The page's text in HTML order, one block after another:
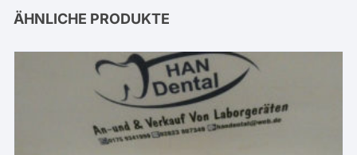
ÄHNLICHE PRODUKTE